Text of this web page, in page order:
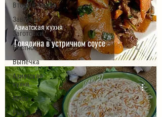
Вторые блюда
Завтраки
Заготовки
Постное
Выпечка
Азиатская
кухня
Мясо
Рыба
Говядина в устричном соусе
Азиатская кухня